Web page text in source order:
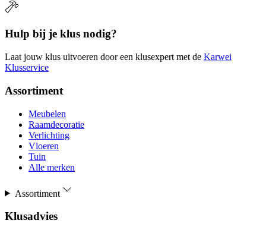
Hulp bij je klus nodig?
Laat jouw klus uitvoeren door een klusexpert met de Karwei
Klusservice
Assortiment
Meubelen
Raamdecoratie
Verlichting
Vloeren
Tuin
Alle merken
Assortiment
Klusadvies